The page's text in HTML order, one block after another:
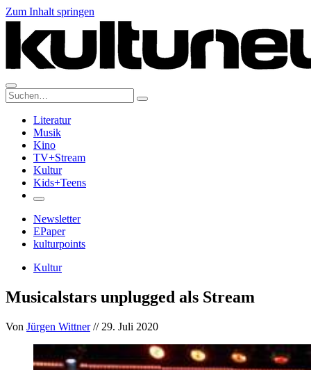
Zum Inhalt springen
Suche:
Literatur
Musik
Kino
TV+Stream
Kultur
Kids+Teens
Newsletter
EPaper
kulturpoints
Kultur
Musicalstars unplugged als Stream
Von Jürgen Wittner// 29. Juli 2020